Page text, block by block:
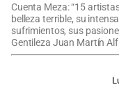
Cuenta Meza: “15
belleza terrible, su
sufrimientos, sus
Gentileza Juan Martín